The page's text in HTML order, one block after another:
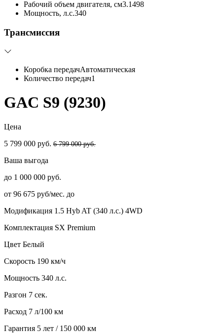
Рабочий объем двигателя, см3.1498
Мощность, л.с.340
Трансмиссия
Коробка передачАвтоматическая
Количество передач1
GAC S9 (9230)
Цена
5 799 000 руб. 6 799 000 руб.
Ваша выгода
до 1 000 000 руб.
от 96 675 руб/мес. до
Модификация 1.5 Hyb AT (340 л.с.) 4WD
Комплектация SX Premium
Цвет Белый
Скорость 190 км/ч
Мощность 340 л.с.
Разгон 7 сек.
Расход 7 л/100 км
Гарантия 5 лет / 150 000 км